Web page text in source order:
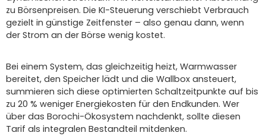
zu Börsenpreisen. Die KI-Steuerung verschiebt Verbrauch
gezielt in günstige Zeitfenster – also genau dann, wenn
der Strom an der Börse wenig kostet.
Bei einem System, das gleichzeitig heizt, Warmwasser
bereitet, den Speicher lädt und die Wallbox ansteuert,
summieren sich diese optimierten Schaltzeitpunkte auf bis
zu 20 % weniger Energiekosten für den Endkunden. Wer
über das Borochi-Ökosystem nachdenkt, sollte diesen
Tarif als integralen Bestandteil mitdenken.